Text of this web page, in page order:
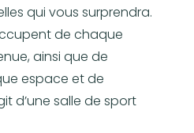
qui vous surprendra.
de chaque
ainsi que de
espace et de
d’une salle de sport